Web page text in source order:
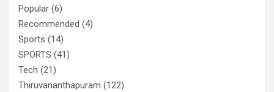
Popular (6)
Recommended (4)
Sports (14)
SPORTS (41)
Tech (21)
Thiruvananthapuram (122)